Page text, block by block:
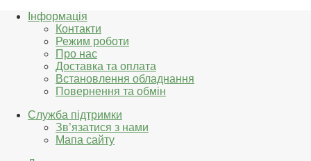
Інформація
Контакти
Режим роботи
Про нас
Доставка та оплата
Встановлення обладнання
Повернення та обмін
Служба підтримки
Зв’язатися з нами
Мапа сайту